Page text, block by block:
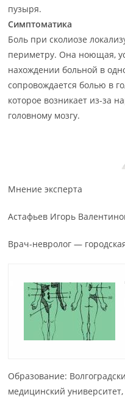
пузыря.
Симптоматика
Боль при сколиозе
периметру. Она ноющая,
нахождении больной в
сопровождается болью в
которое возникает из-за
головному мозгу.
Мнение эксперта
Астафьев Игорь
Врач-невролог —
Образование:
медицинский